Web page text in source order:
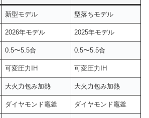
新型モデル 型落ちモデル
2026年モデル 2025年モデル
0.5〜5.5合 0.5〜5.5合
可変圧力IH 可変圧力IH
大火力包み加熱 大火力包み加熱
ダイヤモンド竈釜 ダイヤモンド竈釜